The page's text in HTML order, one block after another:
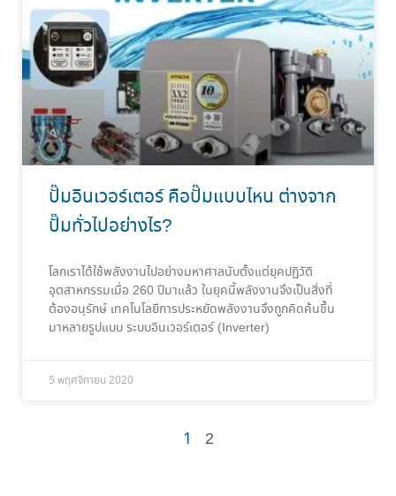
ปั๊มอินเวอร์เตอร์ คือปั๊มแบบไหน ต่างจาก
ปั๊มทั่วไปอย่างไร?
โลกเราได้ใช้พลังงานไปอย่างมหาศาลนับตั้งแต่ยุคปฏิวัติ
อุตสาหกรรมเมื่อ 260 ปีมาแล้ว ในยุคนี้พลังงานจึงเป็นสิ่งที่
ต้องอนุรักษ์ เทคโนโลยีการประหยัดพลังงานจึงถูกคิดค้นขึ้น
มาหลายรูปแบบ ระบบอินเวอร์เตอร์ (Inverter)
5 พฤศจิกายน 2020
1 2